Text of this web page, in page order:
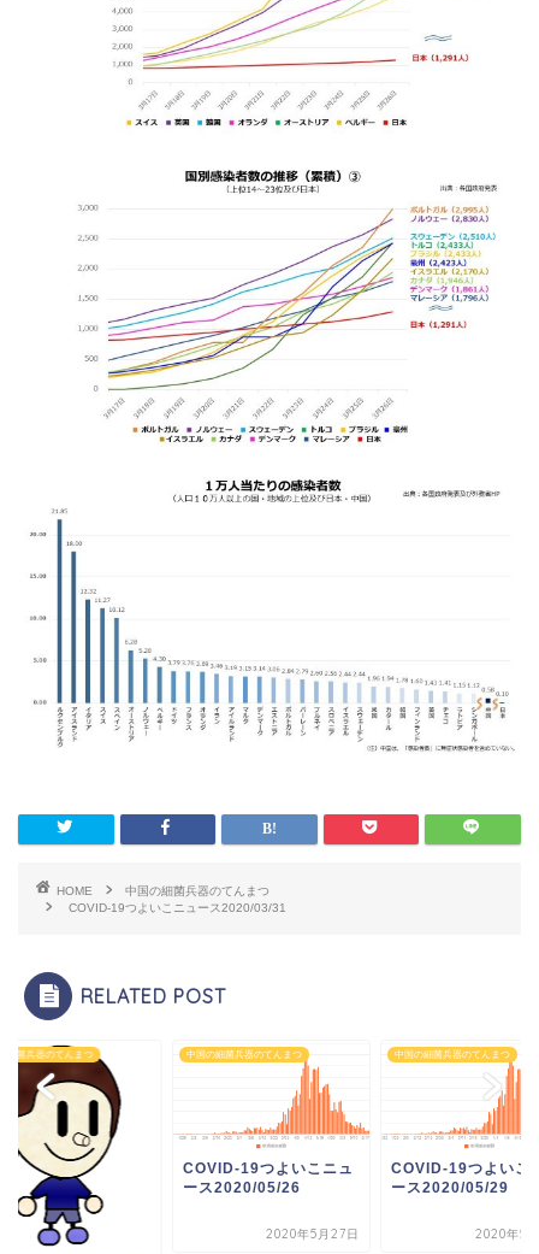
HOME
中国の細菌兵器のてんまつ
COVID-19つよいこニュース2020/03/31
RELATED POST
細菌兵器のてんまつ 中国の細菌兵器のてんまつ
COVID-19つよいこニュ
ース2020/05/26
2020年5月27日
中国の細菌兵器のてんまつ
COVID-19つよいこ
ース2020/05/29
2020年5